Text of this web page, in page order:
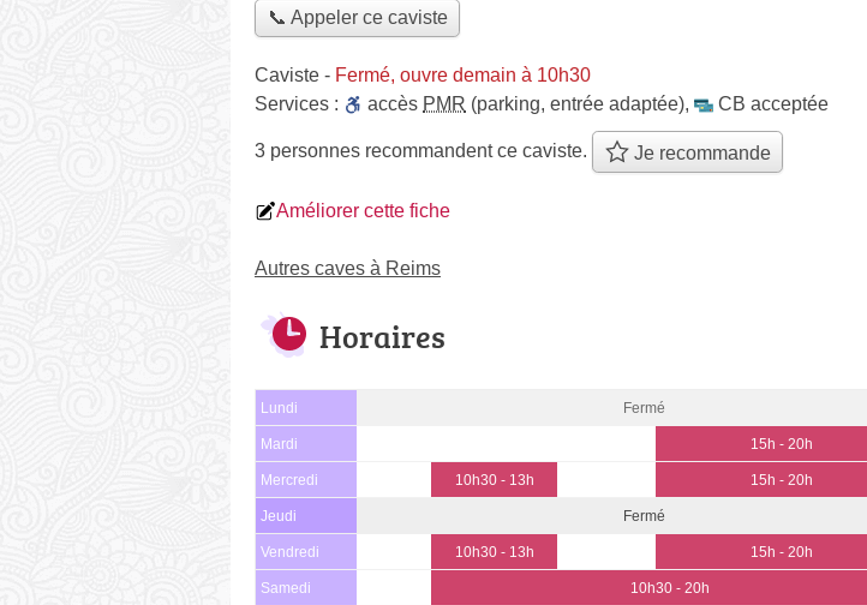
📞 Appeler ce caviste
Caviste - Fermé, ouvre demain à 10h30
Services :
accès PMR (parking, entrée adaptée), CB acceptée
3 personnes recommandentce caviste. Je recommande
Améliorer cette fiche
Autres caves à Reims
Horaires
Lundi Fermé
Mardi 15h - 20h
Mercredi 10h30 - 13h 15h - 20h
Jeudi Fermé
Vendredi 10h30 - 13h 15h - 20h
Samedi 10h30 - 20h